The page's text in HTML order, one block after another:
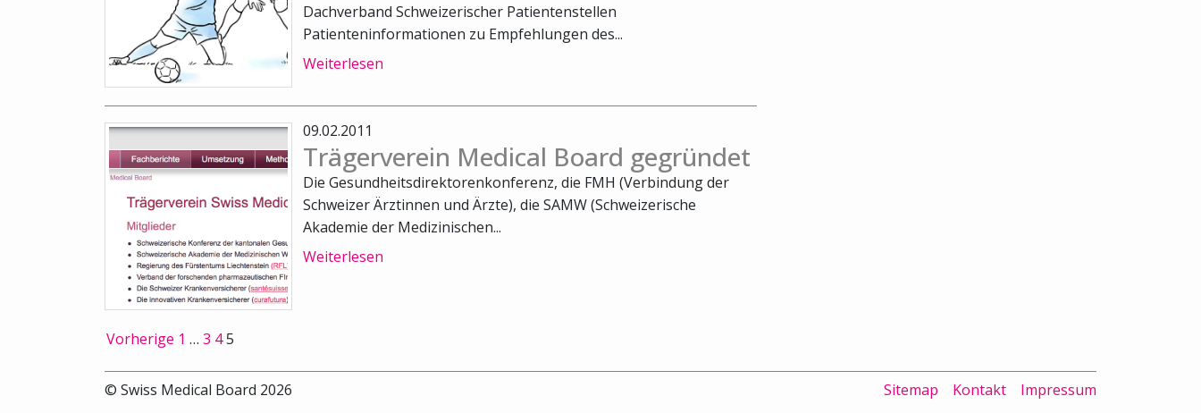
Dachverband Schweizerischer Patientenstellen
Patienteninformationen zu Empfehlungen des...
Weiterlesen
09.02.2011
Trägerverein Medical Board gegründet
Die Gesundheitsdirektorenkonferenz, die FMH (Verbindung der
Schweizer Ärztinnen und Ärzte), die SAMW (Schweizerische
Akademie der Medizinischen...
Weiterlesen
Vorherige 1 … 3 45
© Swiss Medical Board 2026 Sitemap Kontakt Impressum